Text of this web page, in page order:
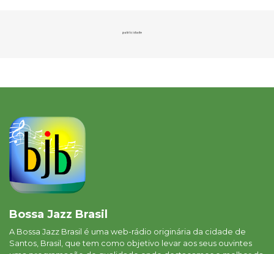
Bossa Jazz Brasil
A Bossa Jazz Brasil é uma web-rádio originária da cidade de
Santos, Brasil, que tem como objetivo levar aos seus ouvintes